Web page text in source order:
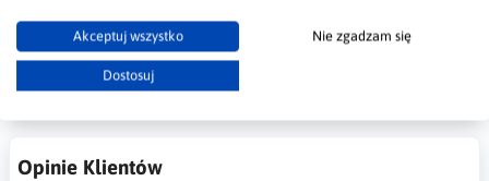
Akceptuj wszystko Nie zgadzam się
Dostosuj
uszkodzony. Zwracamy wtedy koszt katalogu w ciągu do 7
dni.
Opinie Klientów